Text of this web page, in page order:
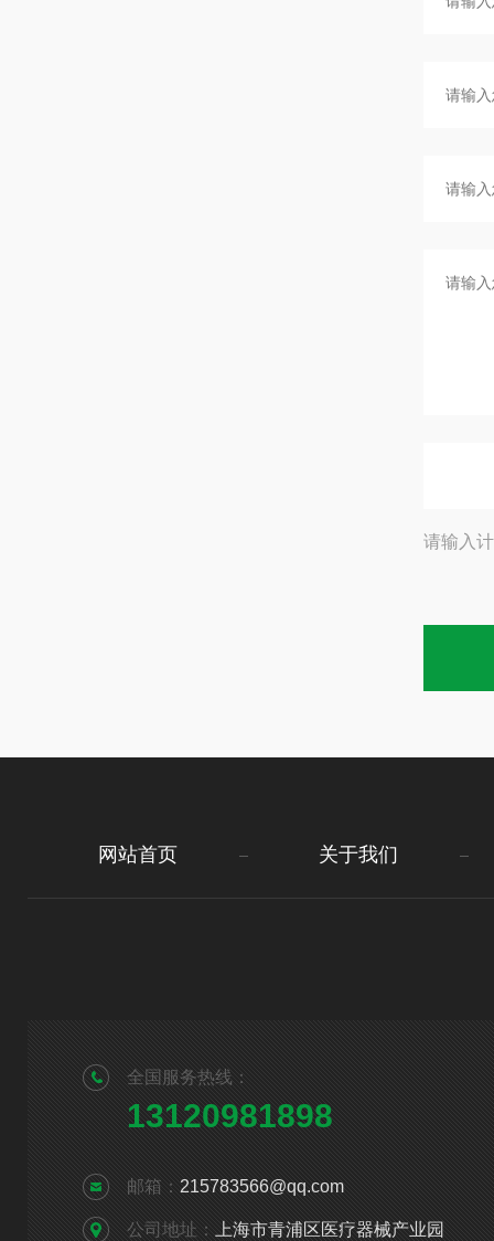
请输入
网站首页 关于我们
全国服务热线：
13120981898
邮箱： 215783566@qq.com
公司地址： 上海市青浦区医疗器械产业园